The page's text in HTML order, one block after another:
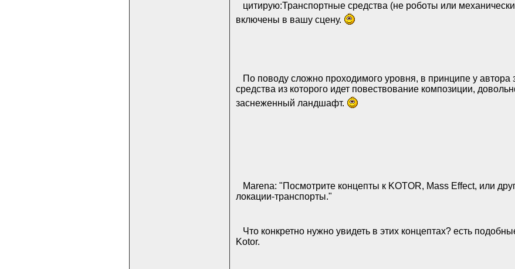
цитирую:Транспортные средства (не роботы или
включены в вашу сцену.
По поводу сложно проходимого уровня, в принципе у автора
средства из которого идет повествование композиции,
заснеженный ландшафт.
Marena: "Посмотрите концепты к KOTOR, Mass Effect, или
локации-транспорты."
Что конкретно нужно увидеть в этих концептах? есть
Kotor.